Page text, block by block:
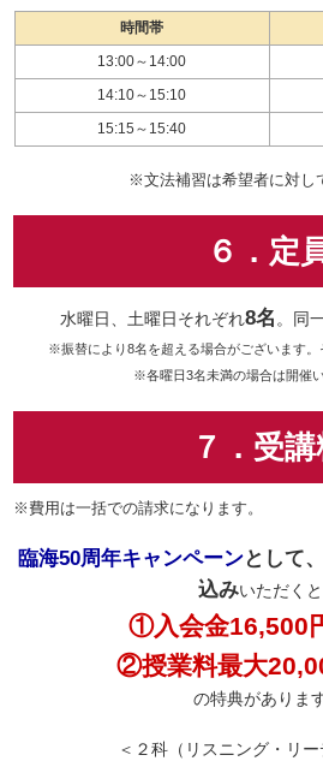
時間帯
13:00～14:00
14:10～15:10
15:15～15:40
※文法補習は希望者に対し
６．定
水曜日、土曜日それぞれ8名。同
※振替により8名を超える場合がございます。
※各曜日3名未満の場合は開催い
７．受
※費用は一括での請求になります。
臨海50周年キャンペーンとして
込みいただくと
①入会金16,500
②授業料最大
の特典がありま
＜２科（リスニング・リ